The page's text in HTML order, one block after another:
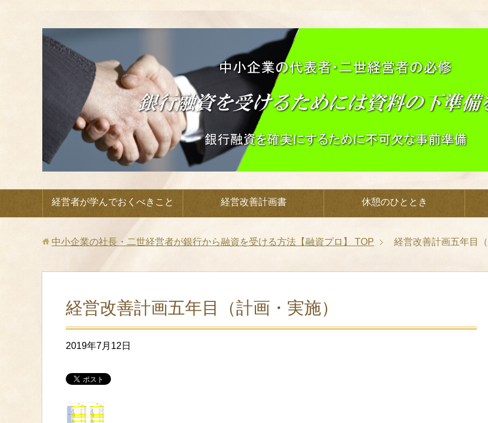
経営者が学んでおくべきこと 経営改善計画書 休憩のひととき
中小企業の社長・二世経営者が銀行から融資を受ける方法【融資プロ】 TOP 経営改善計画五年目（
経営改善計画五年目（計画・実施）
2019年7月12日